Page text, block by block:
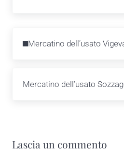
Mercatino dell’usato
Mercatino dell’usato
Lascia un commento